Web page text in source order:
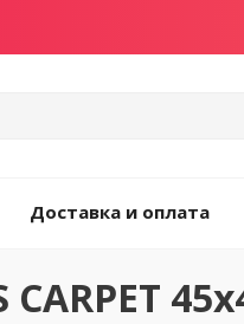
Доставка и оплата
CARPET